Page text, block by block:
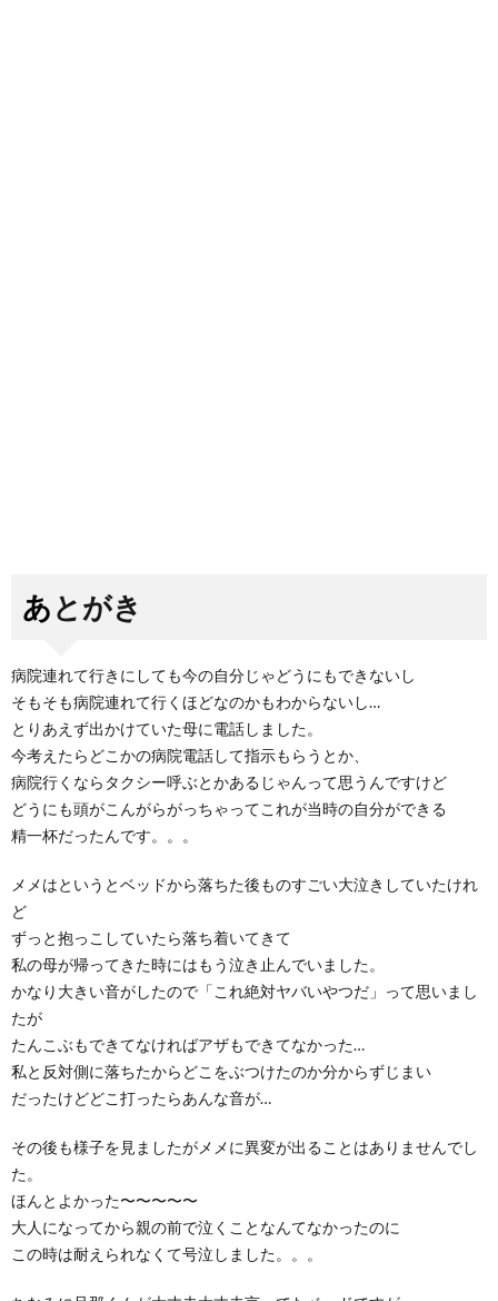
あとがき
病院連れて行きにしても今の自分じゃどうにもできないし
そもそも病院連れて行くほどなのかもわからないし…
とりあえず出かけていた母に電話しました。
今考えたらどこかの病院電話して指示もらうとか、
病院行くならタクシー呼ぶとかあるじゃんって思うんですけど
どうにも頭がこんがらがっちゃってこれが当時の自分ができる
精一杯だったんです。。。
メメはというとベッドから落ちた後ものすごい大泣きしていたけれ
ど
ずっと抱っこしていたら落ち着いてきて
私の母が帰ってきた時にはもう泣き止んでいました。
かなり大きい音がしたので「これ絶対ヤバいやつだ」って思いまし
たが
たんこぶもできてなければアザもできてなかった…
私と反対側に落ちたからどこをぶつけたのか分からずじまい
だったけどどこ打ったらあんな音が…
その後も様子を見ましたがメメに異変が出ることはありませんでし
た。
ほんとよかった〜〜〜〜〜
大人になってから親の前で泣くことなんてなかったのに
この時は耐えられなくて号泣しました。。。